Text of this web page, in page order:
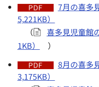
7月の喜多
5,221KB）
（
喜多見児童館
1KB）
）
8月の喜多
3,175KB）